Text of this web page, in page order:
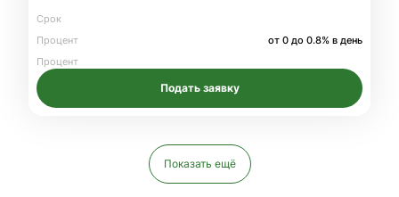
Срок
Процент
от 0 до 0.8% в день
Процент
Подать заявку
Показать ещё